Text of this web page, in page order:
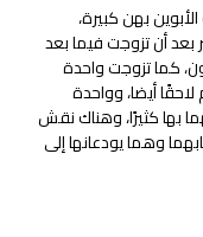
بهن كبيرة،
أن تزوجت فيما بعد
كما تزوجت واحدة
أيضا، وواحدة
بها كثيرًا، وهناك نقش
وهما يودعانها إلى